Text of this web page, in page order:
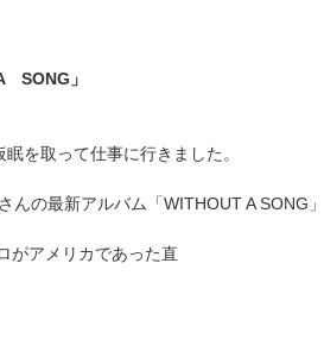
SONG」
を取って仕事に行きました。
の最新アルバム「WITHOUT A SONG」
がアメリカであった直